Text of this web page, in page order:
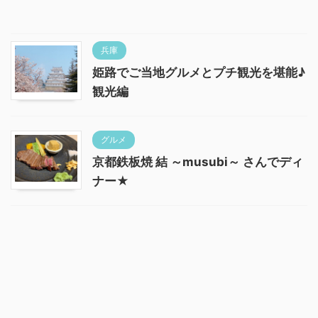
兵庫
姫路でご当地グルメとプチ観光を堪能♪
観光編
グルメ
京都鉄板焼 結 ～musubi～ さんでディ
ナー★